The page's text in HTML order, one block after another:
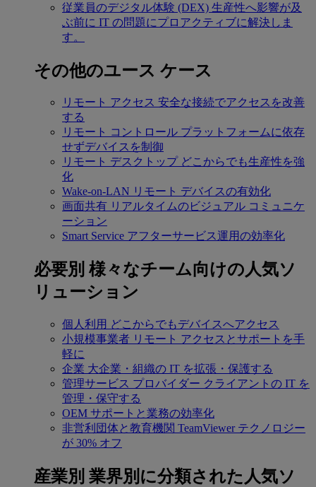
従業員のデジタル体験 (DEX) 生産性へ影響が及
ぶ前に IT の問題にプロアクティブに解決しま
す。
その他のユース ケース
リモート アクセス 安全な接続でアクセスを改善
する
リモート コントロール プラットフォームに依存
せずデバイスを制御
リモート デスクトップ どこからでも生産性を強
化
Wake-on-LAN リモート デバイスの有効化
画面共有 リアルタイムのビジュアル コミュニケ
ーション
Smart Service アフターサービス運用の効率化
必要別 様々なチーム向けの人気ソ
リューション
個人利用 どこからでもデバイスへアクセス
小規模事業者 リモート アクセスとサポートを手
軽に
企業 大企業・組織の IT を拡張・保護する
管理サービス プロバイダー クライアントの IT を
管理・保守する
OEM サポートと業務の効率化
非営利団体と教育機関 TeamViewer テクノロジー
が 30% オフ
産業別 業界別に分類された人気ソ